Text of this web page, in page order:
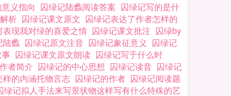
义指向 囚绿记陆蠡阅读答案 囚绿记写的是什
析 囚绿记课文原文 囚绿记表达了作者怎样的
现我对绿的喜爱之情 囚绿记课文批注 囚绿by
陆蠡 囚绿记原文注音 囚绿记象征意义 囚绿记
囚绿记课文原文朗读 囚绿记写于什么时
者简介 囚绿记的中心思想 囚绿记读音 囚绿记
的内涵托物言志 囚绿记的作者 囚绿记阅读题
绿记拟人手法来写景状物这样写有什么特殊的艺